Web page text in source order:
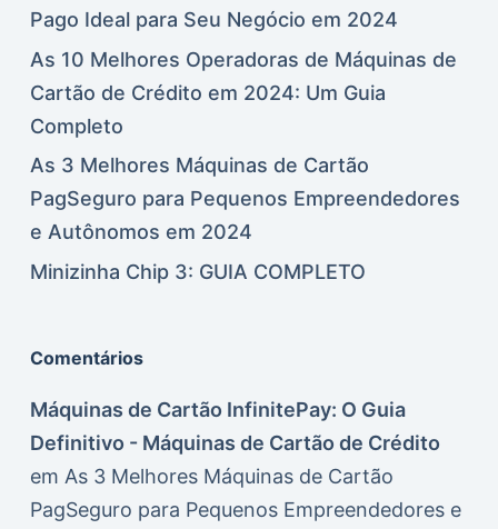
Pago Ideal para Seu Negócio em 2024
As 10 Melhores Operadoras de Máquinas de
Cartão de Crédito em 2024: Um Guia
Completo
As 3 Melhores Máquinas de Cartão
PagSeguro para Pequenos Empreendedores
e Autônomos em 2024
Minizinha Chip 3: GUIA COMPLETO
Comentários
Máquinas de Cartão InfinitePay: O Guia
Definitivo - Máquinas de Cartão de Crédito
em As 3 Melhores Máquinas de Cartão
PagSeguro para Pequenos Empreendedores e